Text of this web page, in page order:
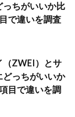
っちがいいか比
で違いを調査
（ZWEI）とサ
どっちがいいか
目で違いを調